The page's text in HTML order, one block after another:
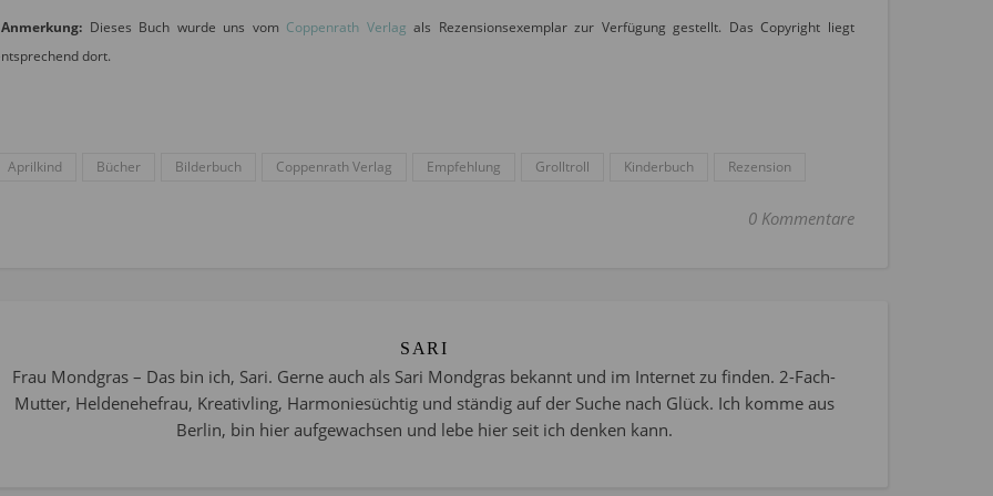
Anmerkung: Dieses Buch wurde uns vom Coppenrath Verlag als Rezensionsexemplar zur Verfügung gestellt. Das Copyright liegt
dort.
Aprilkind Bücher Bilderbuch Coppenrath Verlag Empfehlung Grolltroll Kinderbuch Rezension
0 Kommentare
SARI
Frau Mondgras – Das bin ich, Sari. Gerne auch als Sari Mondgras bekannt und im Internet zu finden. 2-Fach-
Mutter, Heldenehefrau, Kreativling, Harmoniesüchtig und ständig auf der Suche nach Glück. Ich komme aus
Berlin, bin hier aufgewachsen und lebe hier seit ich denken kann.